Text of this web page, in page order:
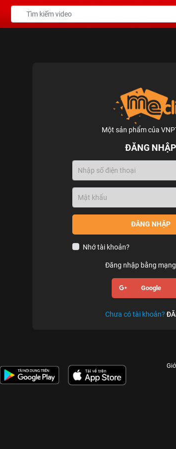
Một sản phẩm của
ĐĂNG NHẬP
ĐĂNG NHẬP
Nhớ tài khoản?
Đăng nhập bằng
Google
Chưa có tài khoản?